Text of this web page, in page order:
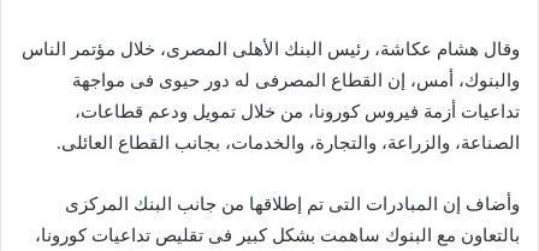
وقال هشام عكاشة، رئيس البنك الأهلى المصرى، خلال مؤتمر الناس
والبنوك، أمس، إن القطاع المصرفى له دور حيوى فى مواجهة
تداعيات أزمة فيروس كورونا، من خلال تمويل ودعم قطاعات،
الصناعة، والزراعة، والتجارة، والخدمات، بجانب القطاع العائلى.
وأضاف إن المبادرات التى تم إطلاقها من جانب البنك المركزى
بالتعاون مع البنوك ساهمت بشكل كبير فى تقليص تداعيات كورونا،